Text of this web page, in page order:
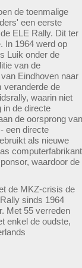
de toenmalige
een eerste
ELE Rally. Dit ter
In 1964 werd op
Luik onder de
van de
Eindhoven naar
veranderde de
waarin niet
in de directe
de oorsprong van
een directe
als nieuwe
computerfabrikant
waardoor de
de MKZ-crisis de
sinds 1964
Met 55 verreden
enkel de oudste,